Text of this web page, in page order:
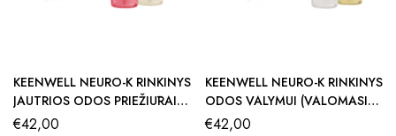
KEENWELL NEURO-K RINKINYS
JAUTRIOS ODOS PRIEŽIŪRAI
(ŠVELNUS VALOMASIS GELIS
€42,00
KEENWELL NEURO-K RINKINYS
ODOS VALYMUI (VALOMASIS
VEIDO PIENELIS 200 ML +
€42,00